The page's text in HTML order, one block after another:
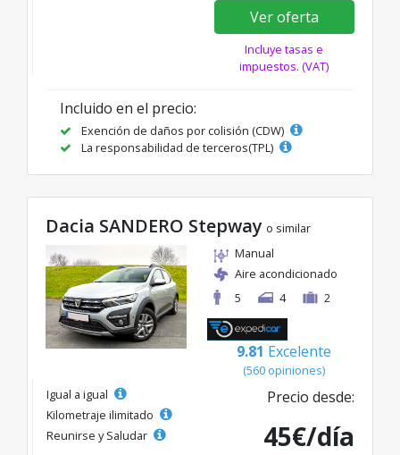
Ver oferta
Incluye tasas e
impuestos. (VAT)
Incluido en el precio:
Exención de daños por colisión (CDW)
La responsabilidad de terceros(TPL)
Dacia SANDERO Stepway o similar
Manual
Aire acondicionado
5
4 2
9.81 Excelente
(560 opiniones)
Igual a igual
Kilometraje ilimitado
Reunirse y Saludar
Precio desde:
45€/día